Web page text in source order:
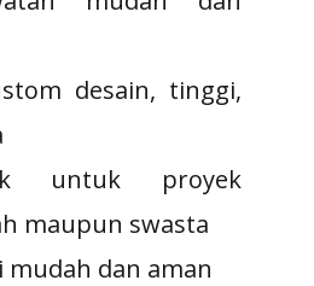
desain, tinggi,
untuk proyek
maupun swasta
dan aman